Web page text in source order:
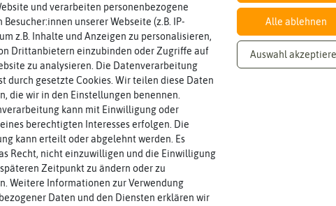
Produkte sowohl in den Niederlanden als auch international
Gärtner und Hobbygärtner gleichermaßen. Der Sitz des
und verarbeiten personenbezogene
Besucher:innen unserer Webseite (z.B. IP-
z.B. Inhalte und Anzeigen zu personalisieren,
Drittanbietern einzubinden oder Zugriffe auf
zu analysieren. Die Datenverarbeitung
durch gesetzte Cookies. Wir teilen diese Daten
die wir in den Einstellungen benennen.
kann mit Einwilligung oder
berechtigten Interesses erfolgen. Die
kann erteilt oder abgelehnt werden. Es
Recht, nicht einzuwilligen und die Einwilligung
Zeitpunkt zu ändern oder zu
Weitere Informationen zur Verwendung
Daten und den Diensten erklären wir
Alle ablehnen
Auswahl